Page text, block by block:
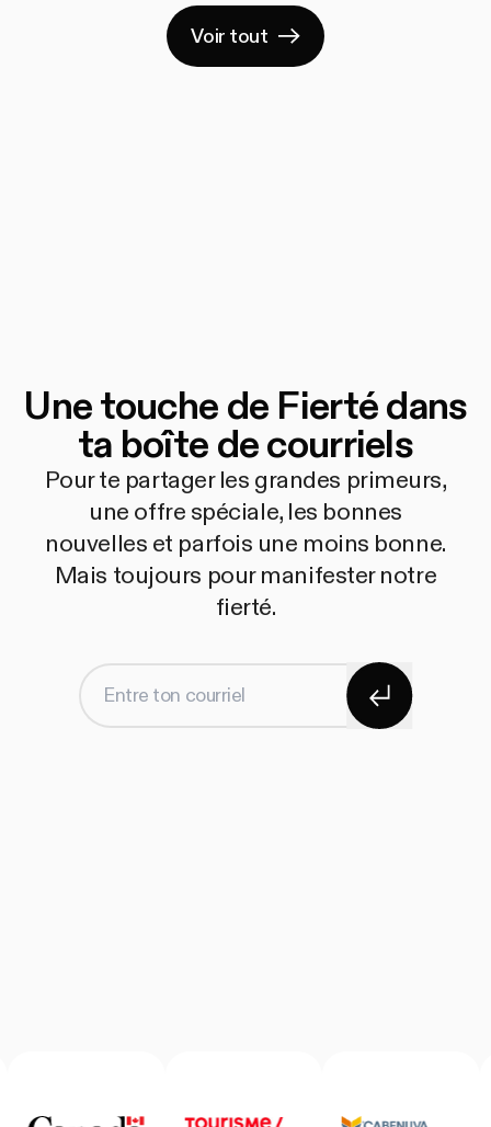
Voir tout
Une touche de Fierté dans
ta boîte de courriels
Pour te partager les grandes primeurs,
une offre spéciale, les bonnes
nouvelles et parfois une moins bonne.
Mais toujours pour manifester notre
fierté.
Entre ton courriel S'abonner